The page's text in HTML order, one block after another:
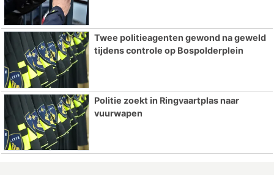
Twee politieagenten gewond na geweld
tijdens controle op Bospolderplein
Politie zoekt in Ringvaartplas naar
vuurwapen